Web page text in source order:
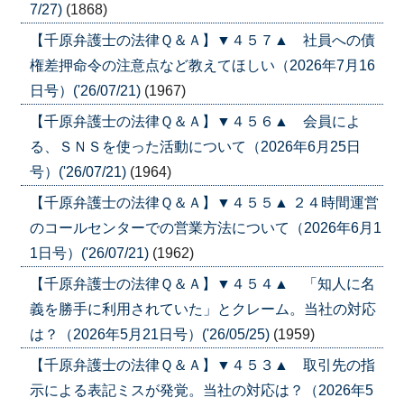
7/27) (1868)
【千原弁護士の法律Ｑ＆Ａ】▼４５７▲ 社員への債
権差押命令の注意点など教えてほしい（2026年7月16
日号）('26/07/21) (1967)
【千原弁護士の法律Ｑ＆Ａ】▼４５６▲ 会員によ
る、ＳＮＳを使った活動について（2026年6月25日
号）('26/07/21) (1964)
【千原弁護士の法律Ｑ＆Ａ】▼４５５▲ ２４時間運営
のコールセンターでの営業方法について（2026年6月1
1日号）('26/07/21) (1962)
【千原弁護士の法律Ｑ＆Ａ】▼４５４▲ 「知人に名
義を勝手に利用されていた」とクレーム。当社の対応
は？（2026年5月21日号）('26/05/25) (1959)
【千原弁護士の法律Ｑ＆Ａ】▼４５３▲ 取引先の指
示による表記ミスが発覚。当社の対応は？（2026年5